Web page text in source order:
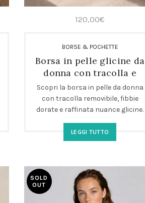
120,00€
BORSE & POCHETTE
Borsa in pelle glicine da
donna con tracolla e
fibbie
Scopri la borsa in pelle da donna
con tracolla removibile, fibbie
dorate e raffinata nuance glicine.
tendenza in edizione limitata,
ideale per look eleganti e versatili.
e praticità in un’unica borsa
rettangolare di design.
LEGGI TUTTO
SOLD
OUT